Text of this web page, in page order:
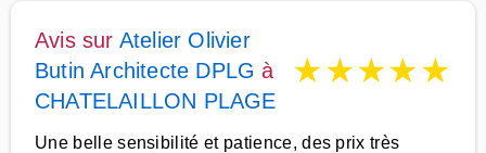
Avis sur Atelier Olivier
Butin Architecte DPLG à
CHATELAILLON PLAGE
★★★★★
Une belle sensibilité et patience, des prix très